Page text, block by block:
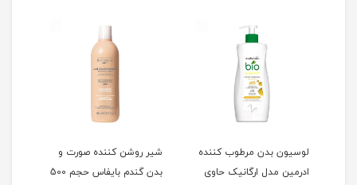
لوسیون بدن مرطوب کننده
ادرمین مدل ارگانیک حاوی
شیر روشن کننده صورت و
بدن گندم بایفاس حجم 500